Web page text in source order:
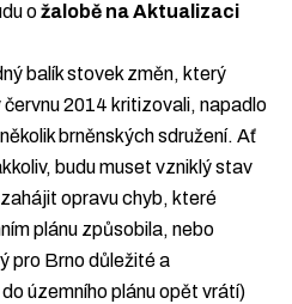
ožalobě na Aktualizaci
balík stovek změn, který
2014 kritizovali, napadlo
brněnských sdružení. Ať
budu muset vzniklý stav
opravu chyb, které
plánu způsobila, nebo
pro Brno důležité a
územního plánu opět vrátí)